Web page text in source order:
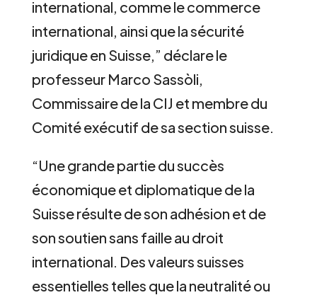
international, comme le commerce
international, ainsi que la sécurité
juridique en Suisse,” déclare le
professeur Marco Sassòli,
Commissaire de la CIJ et membre du
Comité exécutif de sa section suisse.
“Une grande partie du succès
économique et diplomatique de la
Suisse résulte de son adhésion et de
son soutien sans faille au droit
international. Des valeurs suisses
essentielles telles que la neutralité ou